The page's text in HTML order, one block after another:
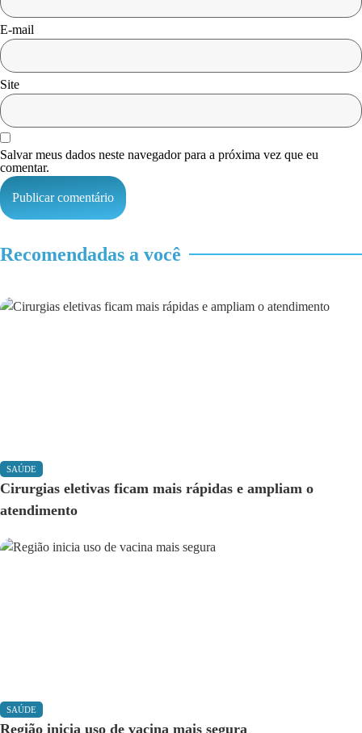
E-mail
Site
Salvar meus dados neste navegador para a próxima vez que eu
comentar.
Recomendadas a você
SAÚDE
Cirurgias eletivas ficam mais rápidas e ampliam o
atendimento
SAÚDE
Região inicia uso de vacina mais segura